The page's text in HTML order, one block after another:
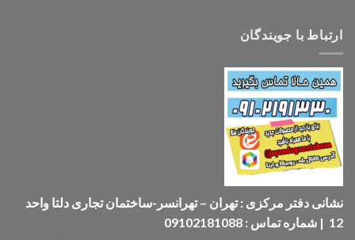
ارتباط با جویندگان
نشانی دفتر مرکزی : تهران – تهرانسر-ساختمان تجاری دلتا واحد
12 | شماره تماس : 09102181088